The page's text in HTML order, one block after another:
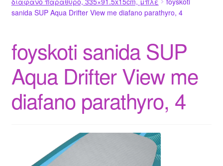
sanida SUP Aqua Drifter View me diafano parathyro, 4
foyskoti sanida SUP
Aqua Drifter View me
diafano parathyro, 4